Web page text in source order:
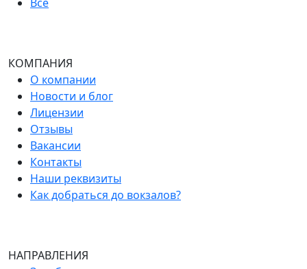
КОМПАНИЯ
О компании
Новости и блог
Лицензии
Отзывы
Вакансии
Контакты
Наши реквизиты
Как добраться до вокзалов?
НАПРАВЛЕНИЯ